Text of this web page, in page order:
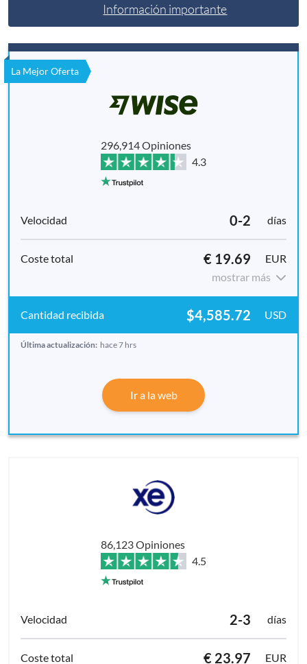
Información importante
La Mejor Oferta
296,914 Opiniones
4.3
0-2 días
€ 19.69
EUR
mostrar más
$4,585.72 USD
Última actualización: hace 7 hrs
Ir a la web
86,123 Opiniones
4.5
2-3 días
€ 23.97
EUR